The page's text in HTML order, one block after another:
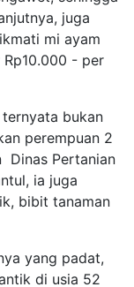
juga
mi ayam
- per
bukan
perempuan 2
Dinas Pertanian
, ia juga
bibit tanaman
yang padat,
di usia 52